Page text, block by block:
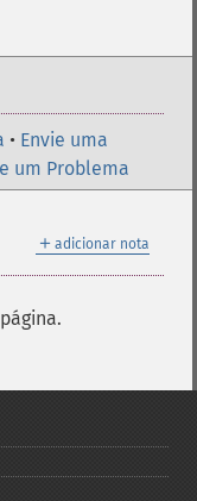
• Envie uma
um Problema
＋ adicionar nota